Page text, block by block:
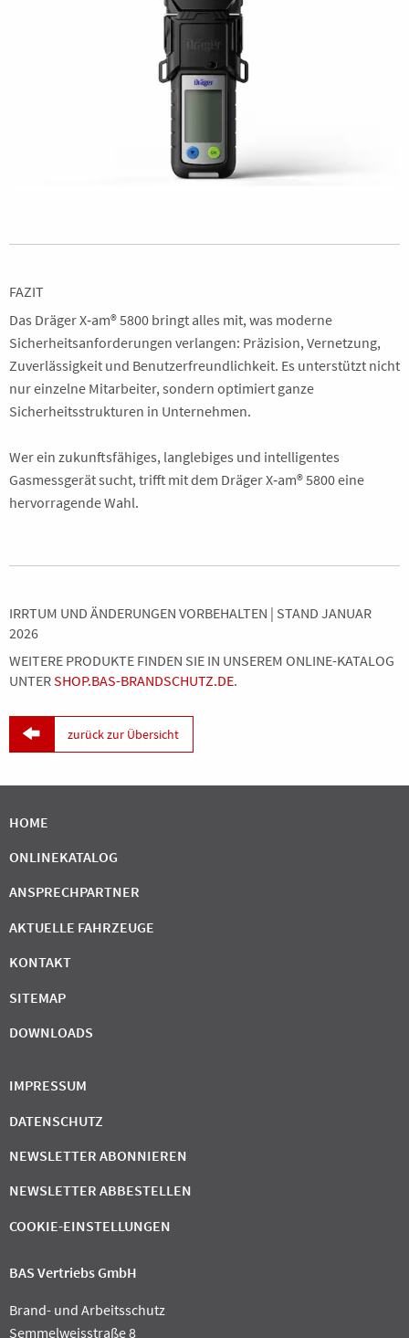
FAZIT
Das Dräger X‑am® 5800 bringt alles mit, was moderne
Sicherheitsanforderungen verlangen: Präzision, Vernetzung,
Zuverlässigkeit und Benutzerfreundlichkeit. Es unterstützt nicht
nur einzelne Mitarbeiter, sondern optimiert ganze
Sicherheitsstrukturen in Unternehmen.
Wer ein zukunftsfähiges, langlebiges und intelligentes
Gasmessgerät sucht, trifft mit dem Dräger X‑am® 5800 eine
hervorragende Wahl.
IRRTUM UND ÄNDERUNGEN VORBEHALTEN | STAND JANUAR
2026
WEITERE PRODUKTE FINDEN SIE IN UNSEREM ONLINE-KATALOG
UNTERSHOP.BAS-BRANDSCHUTZ.DE.
 zurück zur Übersicht
HOME
ONLINEKATALOG
ANSPRECHPARTNER
AKTUELLE FAHRZEUGE
KONTAKT
SITEMAP
DOWNLOADS
IMPRESSUM
DATENSCHUTZ
NEWSLETTER ABONNIEREN
NEWSLETTER ABBESTELLEN
COOKIE-EINSTELLUNGEN
BAS Vertriebs GmbH
Brand- und Arbeitsschutz
Semmelweisstraße 8